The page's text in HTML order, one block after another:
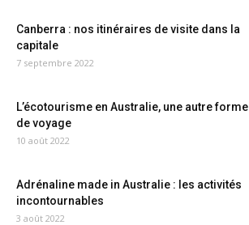
Canberra : nos itinéraires de visite dans la
capitale
7 septembre 2022
L’écotourisme en Australie, une autre forme
de voyage
10 août 2022
Adrénaline made in Australie : les activités
incontournables
3 août 2022